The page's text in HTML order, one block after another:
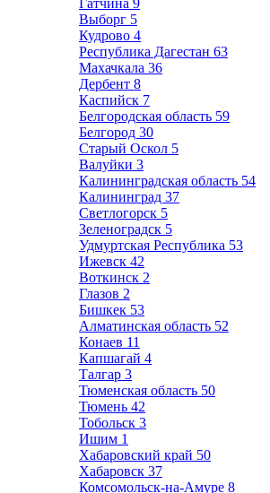
Гатчина 9
Выборг 5
Кудрово 4
Республика Дагестан 63
Махачкала 36
Дербент 8
Каспийск 7
Белгородская область 59
Белгород 30
Старый Оскол 5
Валуйки 3
Калининградская область 54
Калининград 37
Светлогорск 5
Зеленоградск 5
Удмуртская Республика 53
Ижевск 42
Воткинск 2
Глазов 2
Бишкек 53
Алматинская область 52
Конаев 11
Капшагай 4
Талгар 3
Тюменская область 50
Тюмень 42
Тобольск 3
Ишим 1
Хабаровский край 50
Хабаровск 37
Комсомольск-на-Амуре 8